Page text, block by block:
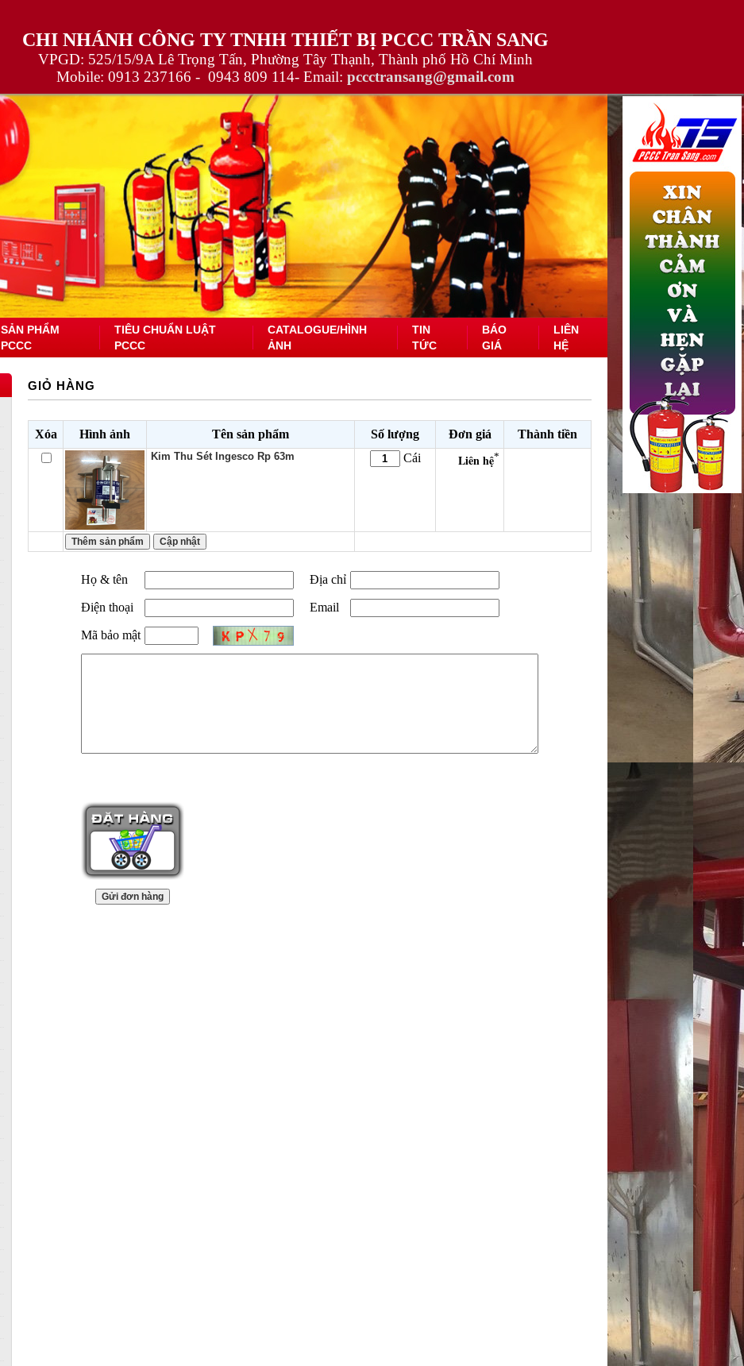
CHI NHÁNH CÔNG TY TNHH THIẾT BỊ PCCC TRẦN SANG
VPGD: 525/15/9A Lê Trọng Tấn, Phường Tây Thạnh, Thành phố Hồ Chí Minh
Mobile: 0913 237166 - 0943 809 114- Email: pccctransang@gmail.com
SẢN PHẨM
PCCC
TIÊU CHUẨN LUẬT
PCCC
CATALOGUE/HÌNH
ẢNH
TIN
TỨC
BÁO
GIÁ
LIÊN
HỆ
GIỎ HÀNG
Xóa Hình ảnh Tên sản phẩm Số lượng Đơn giá Thành tiền
Kim Thu Sét Ingesco Rp 63m Cái Liên hệ*
Họ & tên Địa chỉ
Điện thoại Email
Mã bảo mật